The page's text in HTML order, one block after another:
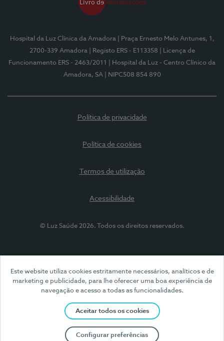
Este website utiliza cookies estritamente necessários, analíticos e de
marketing e publicidade, para lhe oferecer uma boa experiência de
navegação e acesso a todas as funcionalidades.
Aceitar todos os cookies
Configurar preferências
Hospital da Luz Clínica da Amadora
| Praça Ernesto Melo Antunes, 1,
2700-339 Amadora
| Registo ERS - E113358
| Licença de
Funcionamento ERS - 2463/2011
| Hospital da Luz - Centro Clínico da
Amadora, SA
| NIPC508 854 890
Política de privacidade
Política de cookies
Termos de utilização
Acessibilidade
© Luz Saúde 2026. Todos os direitos reservados.